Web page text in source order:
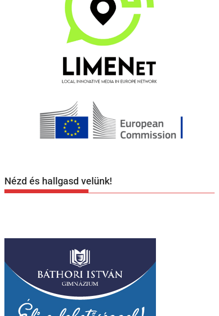
Nézd és hallgasd velünk!